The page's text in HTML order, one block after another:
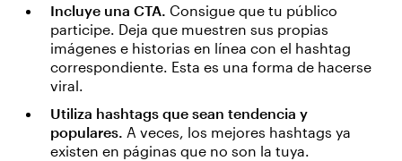
Incluye una CTA. Consigue que tu público
participe. Deja que muestren sus propias
imágenes e historias en línea con el hashtag
correspondiente. Esta es una forma de hacerse
viral.
Utiliza hashtags que sean tendencia y
populares. A veces, los mejores hashtags ya
existen en páginas que no son la tuya.